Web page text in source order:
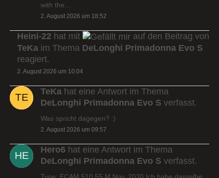
with the…
2. August 2026 um 18:52
Heini-22 hat mit
auf den Beitrag von
TeKa im Thema DeLonghi Primadonna Evo S
reagiert.
2. August 2026 um 10:04
TeKa hat eine Antwort im Thema
DeLonghi Primadonna Evo S verfasst.
Was spricht dagegen? :)
2. August 2026 um 09:57
Hero6 hat eine Antwort im Thema
DeLonghi Primadonna Evo S verfasst.
Type: ECAM 510.55.M Nov. 2020 Ich habe dasselbe